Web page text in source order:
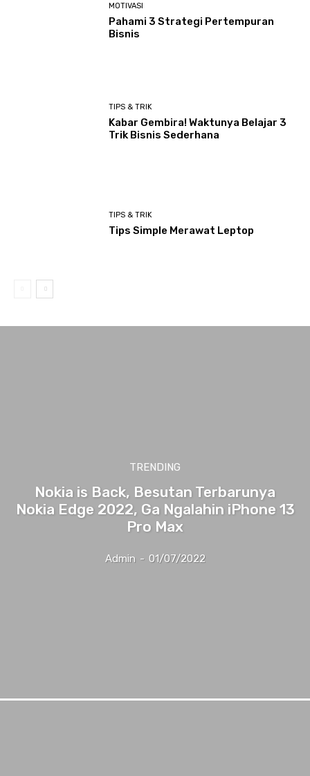
MOTIVASI
Pahami 3 Strategi Pertempuran
Bisnis
TIPS & TRIK
Kabar Gembira! Waktunya Belajar 3
Trik Bisnis Sederhana
TIPS & TRIK
Tips Simple Merawat Leptop
TRENDING
Nokia is Back, Besutan Terbarunya
Nokia Edge 2022, Ga Ngalahin iPhone 13
Pro Max
Admin - 01/07/2022